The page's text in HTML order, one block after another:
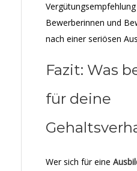
Bewerberinnen und
nach einer seriösen
Fazit: Was
für deine
Wer sich für eine